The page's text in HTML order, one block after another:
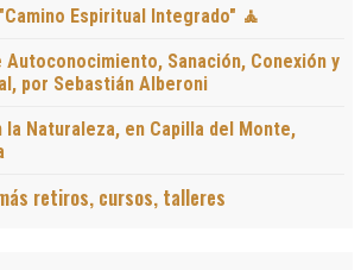
Espiritual Integrado" 🧘
Autoconocimiento, Sanación, Conexión y
por Sebastián Alberoni
la Naturaleza, en Capilla del Monte,
retiros, cursos, talleres